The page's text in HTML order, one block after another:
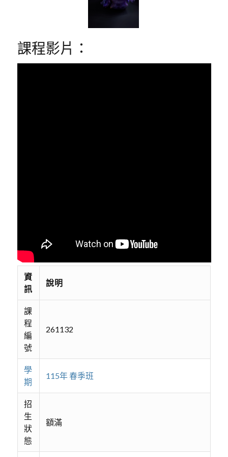
課程影片：
資
訊
說明
課
程
編
號
261132
學
期
115年 春季班
招
生
狀
態
額滿